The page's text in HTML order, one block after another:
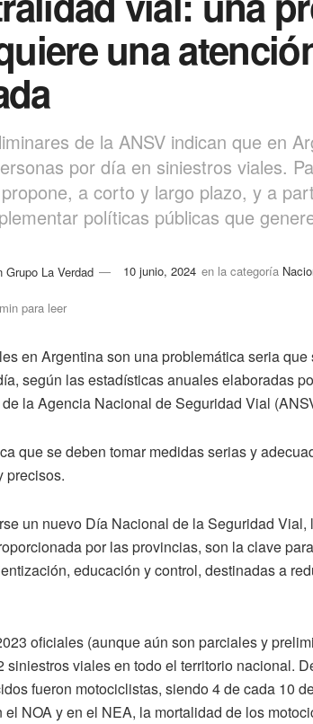
una
de la ANSV indican que en
por día en siniestros viales.
a corto y largo plazo, y a
políticas públicas que
Grupo La Verdad 10 junio, 2024 en la categoría
para leer
en Argentina son una problemática seria
según las estadísticas anuales elaboradas
la Agencia Nacional de Seguridad Vial
que se deben tomar medidas serias y
precisos.
un nuevo Día Nacional de la Seguridad
por las provincias, son la clave
educación y control, destinadas a
oficiales (aunque aún son parciales y
siniestros viales en todo el territorio nacional.
fueron motociclistas, siendo 4 de cada 10
el NOA y en el NEA, la mortalidad de los